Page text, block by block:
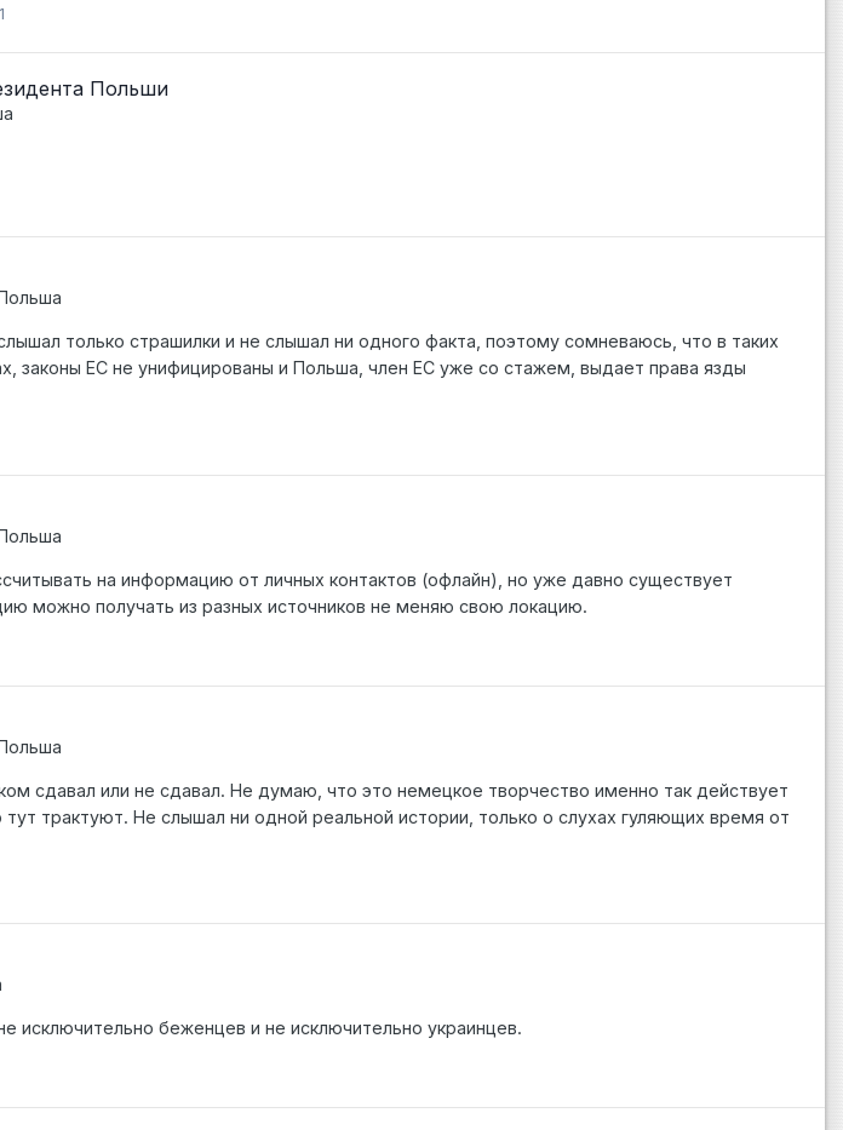
1
Польши
Польша
только страшилки и не слышал ни одного факта, поэтому сомневаюсь, что в таких
законы ЕС не унифицированы и Польша, член ЕС уже со стажем, выдает права язды
на информацию от личных контактов (офлайн), но уже давно существует
можно получать из разных источников не меняю свою локацию.
сдавал или не сдавал. Не думаю, что это немецкое творчество именно так действует
трактуют. Не слышал ни одной реальной истории, только о слухах гуляющих время от
исключительно беженцев и не исключительно украинцев.